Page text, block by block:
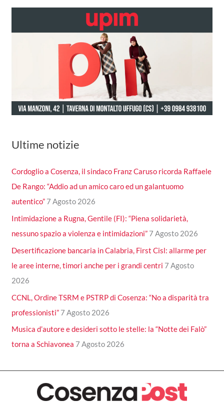
Ultime notizie
Cordoglio a Cosenza, il sindaco Franz Caruso ricorda Raffaele
De Rango: “Addio ad un amico caro ed un galantuomo
autentico” 7 Agosto 2026
Intimidazione a Rugna, Gentile (FI): “Piena solidarietà,
nessuno spazio a violenza e intimidazioni” 7 Agosto 2026
Desertificazione bancaria in Calabria, First Cisl: allarme per
le aree interne, timori anche per i grandi centri 7 Agosto
2026
CCNL, Ordine TSRM e PSTRP di Cosenza: “No a disparità tra
professionisti” 7 Agosto 2026
Musica d’autore e desideri sotto le stelle: la “Notte dei Falò”
torna a Schiavonea 7 Agosto 2026